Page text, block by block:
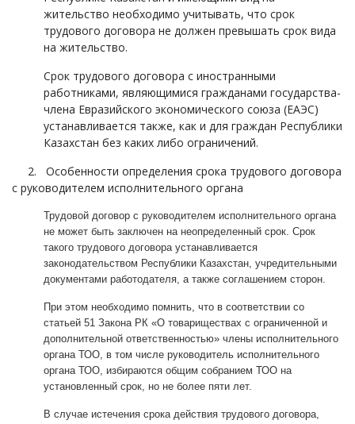
жительство необходимо учитывать, что срок
трудового договора не должен превышать срок вида
на жительство.
Срок трудового договора с иностранными
работниками, являющимися гражданами государства-
члена Евразийского экономического союза (ЕАЭС)
устанавливается также, как и для граждан Республики
Казахстан без каких либо ограничений.
2. Особенности определения срока трудового договора
с руководителем исполнительного органа
Трудовой договор с руководителем исполнительного органа
не может быть заключен на неопределенный срок. Срок
такого трудового договора устанавливается
законодательством Республики Казахстан, учредительными
документами работодателя, а также соглашением сторон.
При этом необходимо помнить, что в соответствии со
статьей 51 Закона РК «О товариществах с ограниченной и
дополнительной ответственностью» члены исполнительного
органа ТОО, в том числе руководитель исполнительного
органа ТОО, избираются общим собранием ТОО на
установленный срок, но не более пяти лет.
В случае истечения срока действия трудового договора,